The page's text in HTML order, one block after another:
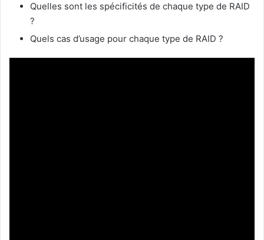
Quelles sont les spécificités de chaque type de RAID
?
Quels cas d’usage pour chaque type de RAID ?